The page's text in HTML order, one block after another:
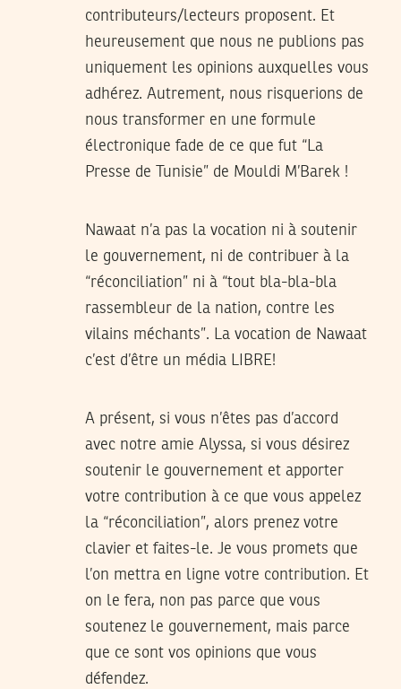
contributeurs/lecteurs proposent. Et
heureusement que nous ne publions pas
uniquement les opinions auxquelles vous
adhérez. Autrement, nous risquerions de
nous transformer en une formule
électronique fade de ce que fut “La
Presse de Tunisie” de Mouldi M’Barek !
Nawaat n’a pas la vocation ni à soutenir
le gouvernement, ni de contribuer à la
“réconciliation” ni à “tout bla-bla-bla
rassembleur de la nation, contre les
vilains méchants”. La vocation de Nawaat
c’est d’être un média LIBRE!
A présent, si vous n’êtes pas d’accord
avec notre amie Alyssa, si vous désirez
soutenir le gouvernement et apporter
votre contribution à ce que vous appelez
la “réconciliation”, alors prenez votre
clavier et faites-le. Je vous promets que
l’on mettra en ligne votre contribution. Et
on le fera, non pas parce que vous
soutenez le gouvernement, mais parce
que ce sont vos opinions que vous
défendez.